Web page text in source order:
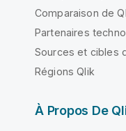
Comparaison de
Partenaires
Sources et cibles
Régions Qlik
À Propos De